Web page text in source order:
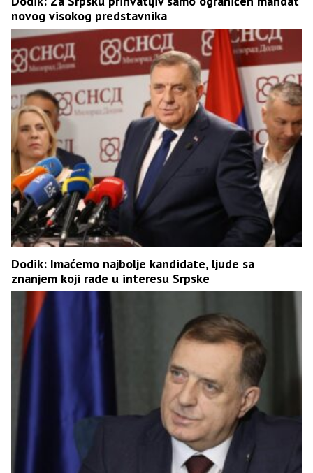
novog visokog predstavnika
Dodik: Imaćemo najbolje kandidate, ljude sa
znanjem koji rade u interesu Srpske